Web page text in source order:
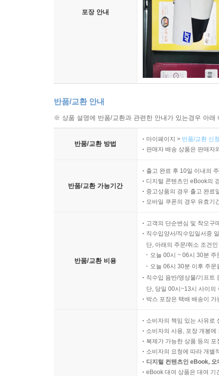
포장 안내
반품/교환 안내
※ 상품 설명에 반품/교환과 관련한 안내가 있는경우 아
반품/교환 방법
마이페이지 > 반품/교환 신
판매자 배송 상품은 판매자
반품/교환 가능기간
출고 완료 후 10일 이내의
디지털 콘텐츠인 eBook의
중고상품의 경우 출고 완료
모바일 쿠폰의 경우 유효기
반품/교환 비용
고객의 단순변심 및 착오구
직수입양서/직수입일서중
단, 아래의 주문/취소 조건
오늘 00시 ~ 06시 30분
오늘 06시 30분 이후 주
직수입 음반/영상물/기프트
단, 당일 00시~13시 사이의
박스 포장은 택배 배송이
소비자의 책임 있는 사유로
소비자의 사용, 포장 개봉
복제가 가능한 상품 등의
소비자의 요청에 따라 개별
디지털 컨텐츠인 eBook,
eBook 대여 상품은 대여 기